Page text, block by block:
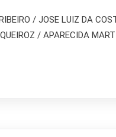
/ JOSE LUIZ DA
/ APARECIDA